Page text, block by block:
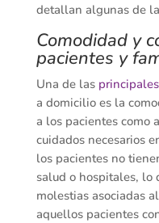
detallan algunas de
Comodidad y
pacientes y
Una de las
a domicilio es la
a los pacientes como
cuidados necesarios
los pacientes no
salud o hospitales, lo
molestias asociadas
aquellos pacientes